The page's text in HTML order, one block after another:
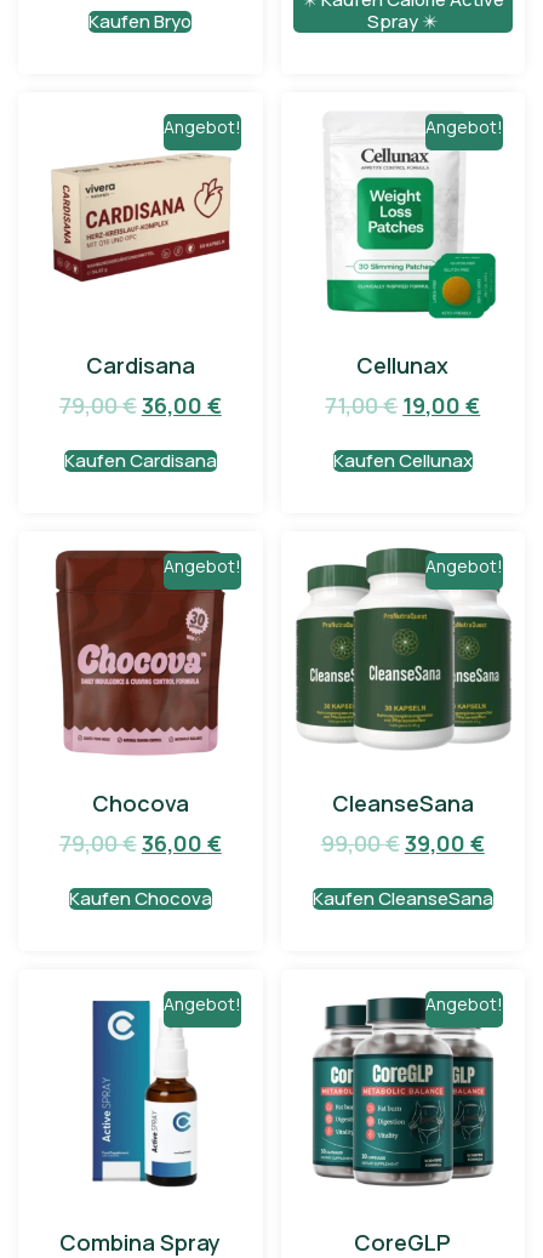
Kaufen Bryo
Spray ✴️
Angebot!
Cardisana
79,00€36,00 €
Kaufen Cardisana
Angebot!
Cellunax
71,00€ 19,00€
Kaufen Cellunax
Angebot!
Chocova
79,00€36,00 €
Kaufen Chocova
Angebot!
CleanseSana
99,00€39,00 €
Kaufen CleanseSana
Angebot!
Combina Spray
Angebot!
CoreGLP